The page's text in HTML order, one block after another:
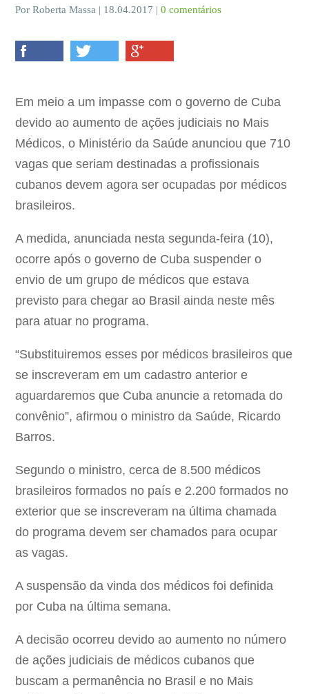
Por Roberta Massa | 18.04.2017 |0 comentários
Em meio a um impasse com o governo de Cuba
devido ao aumento de ações judiciais no Mais
Médicos, o Ministério da Saúde anunciou que 710
vagas que seriam destinadas a profissionais
cubanos devem agora ser ocupadas por médicos
brasileiros.
A medida, anunciada nesta segunda-feira (10),
ocorre após o governo de Cuba suspender o
envio de um grupo de médicos que estava
previsto para chegar ao Brasil ainda neste mês
para atuar no programa.
“Substituiremos esses por médicos brasileiros que
se inscreveram em um cadastro anterior e
aguardaremos que Cuba anuncie a retomada do
convênio”, afirmou o ministro da Saúde, Ricardo
Barros.
Segundo o ministro, cerca de 8.500 médicos
brasileiros formados no país e 2.200 formados no
exterior que se inscreveram na última chamada
do programa devem ser chamados para ocupar
as vagas.
A suspensão da vinda dos médicos foi definida
por Cuba na última semana.
A decisão ocorreu devido ao aumento no número
de ações judiciais de médicos cubanos que
buscam a permanência no Brasil e no Mais